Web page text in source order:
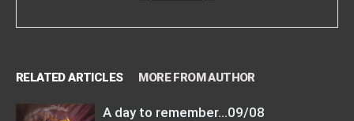
RELATED ARTICLES MORE FROM AUTHOR
A day to remember…09/08